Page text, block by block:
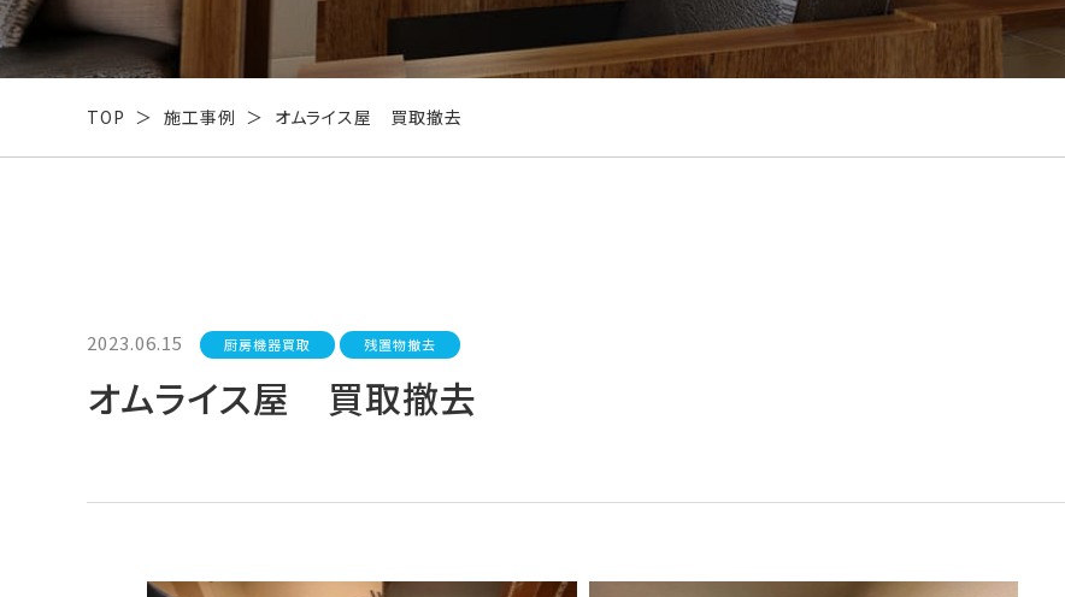
TOP 施工事例 オムライス屋 買取撤去
2023.06.15 厨房機器買取 残置物撤去
オムライス屋 買取撤去